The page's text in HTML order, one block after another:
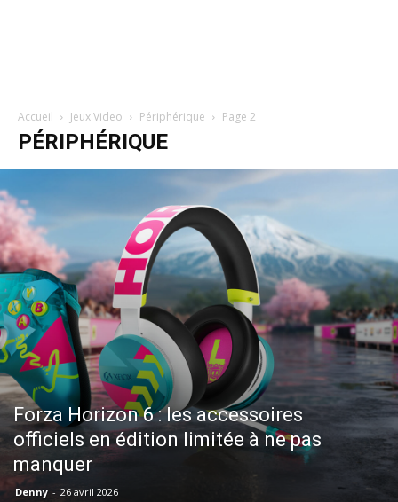
Accueil Jeux Video Périphérique Page 2
PÉRIPHÉRIQUE
Forza Horizon 6 : les accessoires
officiels en édition limitée à ne pas
manquer
Denny - 26 avril 2026